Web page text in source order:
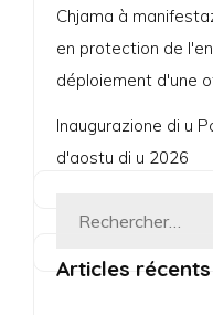
Chjama à
en protection de
déploiement d'une
Inaugurazione di u
d'aostu di u 2026
Rechercher :
Articles récents